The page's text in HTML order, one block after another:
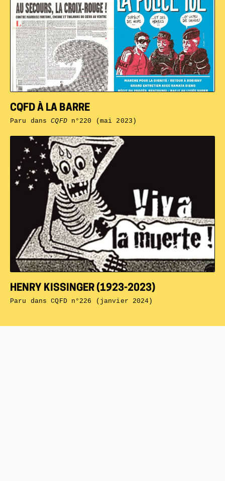
HENRY KISSINGER (1923-2023)
Paru dansCQFD n°226 (janvier 2024)
CQFD À LA BARRE
Paru dansCQFDn°220 (mai 2023)